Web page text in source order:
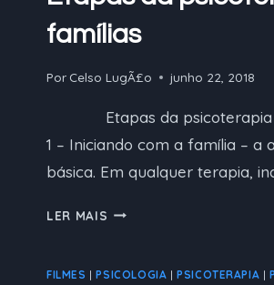
famílias
Por Celso LugÃ£o junho 22, 2018
Etapas da psicoterapia
1 – Iniciando com a família –
básica. Em qualquer terapia,
LER MAIS ETAPAS
ESTRATÉGICA
FILMES |PSICOLOGIA |PSICOTERAPIA |